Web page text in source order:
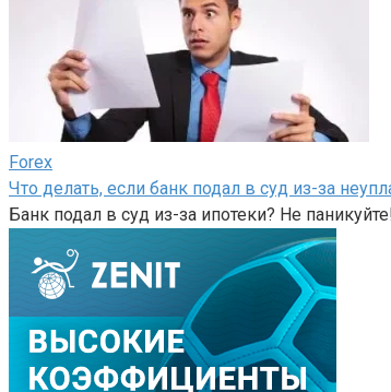
Forex
Что делать, если банк подал в суд из-за
Банк подал в суд из-за ипотеки? Не